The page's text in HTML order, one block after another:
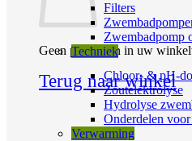
Geen producten in uw
Terug naar winkel
Filters
Zwembadpomp
Techniek
Chloor- & pH-
Zoutelektrolyse
Hydrolyse
Onderdelen
Verwarming